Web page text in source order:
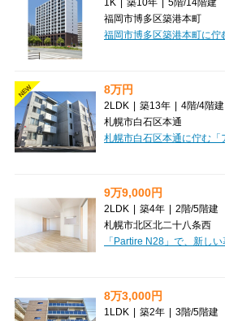
福岡市博多区築港本町
NEW 8万円
2LDK | 築13年 | 4階/4階建
札幌市白石区本通
9万9,000円
2LDK | 築4年 | 2階/5階建
札幌市北区北二十八条西
8万3,000円
1LDK | 築2年 | 3階/5階建